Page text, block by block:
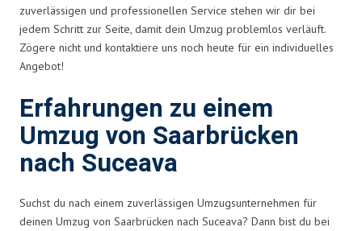
zuverlässigen und professionellen Service stehen wir dir bei
jedem Schritt zur Seite, damit dein Umzug problemlos verläuft.
Zögere nicht und kontaktiere uns noch heute für ein individuelles
Angebot!
Erfahrungen zu einem
Umzug von Saarbrücken
nach Suceava
Suchst du nach einem zuverlässigen Umzugsunternehmen für
deinen Umzug von Saarbrücken nach Suceava? Dann bist du bei